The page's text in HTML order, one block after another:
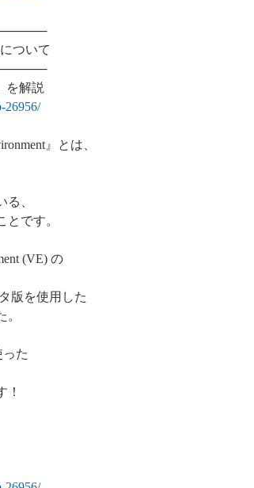
ついて
を解説
26956/
』とは、
、
です。
(VE) の
版を使用した
った
！